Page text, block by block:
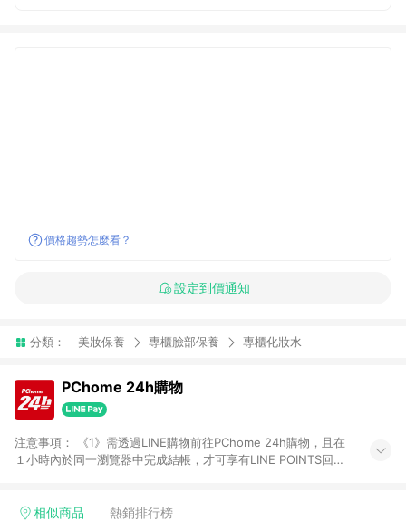
價格趨勢怎麼看？
設定到價通知
分類： 美妝保養 專櫃臉部保養 專櫃化妝水
PChome 24h購物
注意事項： 《1》需透過LINE購物前往PChome 24h購物，且在
１小時內於同一瀏覽器中完成結帳，才可享有LINE POINTS回饋
在點數回饋範圍內。 《3》如取消訂單、退貨、購物中登出
相似商品 熱銷排行榜